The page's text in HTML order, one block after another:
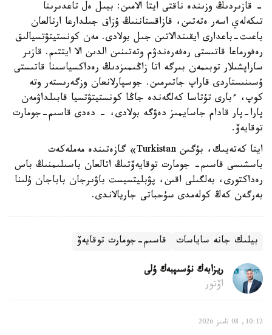
- قازىردىڭ وزىندە ناقتى ايتا الامىن: بيىل ەل تاعدىرىنا
تىكەلەي اسەر ەتەتىن، قازاقستاننىڭ ۇزاق جىلدارعا ارنالعان
باعىت-باعدارى ايقىندالاتىن جىل بولادى. مەن كونستيتۋتسيالىق
رەفورماعا قاتىستى رەفەرەندۋم وتەتىنىن الدىن الا ايتتىم. قازىر
ساراپشىلار توبىمەن بىرگە اتا زاڭىمىزدىڭ رەداكسياسىنا قاتىستى
ۇسىنىستاردى قاراپ جاتىرمىن. جوسپارلانعان وزگەرىستەر وتە
كوپ، ءبارى تۇتاسا كەلگەندە جاڭا كونستيتۋتسيا قابىلداۋمەن
پارا-پار قادام جاسايمىز دەۋگە بولادى، - دەدى قاسىم-جومارت
توقايەۆ.
ايتا كەتەيىك، بۇگىن Turkistan» گازەتىندە مەملەكەت
باسشىسى قاسىم- جومارت توقايەۆتىڭ اتالعان باسىلىمنىڭ باس
رەداكتورى، بەلگىلى اقىن، پۋبليتسيست باۋىرجان باباجان ۇلىنا
بەرگەن كەڭ كولەمدى سۇحباتى جاريالاندى.
بيلىك جانە ساياسات قاسىم-جومارت توقايەۆ
ريزابەك نۇسىپبەك ۇلى
اۆتور
10:12, 08 تامىز 2026